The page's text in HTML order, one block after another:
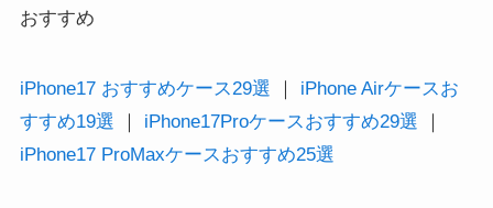
おすすめ
iPhone17 おすすめケース29選
iPhone Airケースお
すすめ19選
iPhone17Proケースおすすめ29選
iPhone17 ProMaxケースおすすめ25選